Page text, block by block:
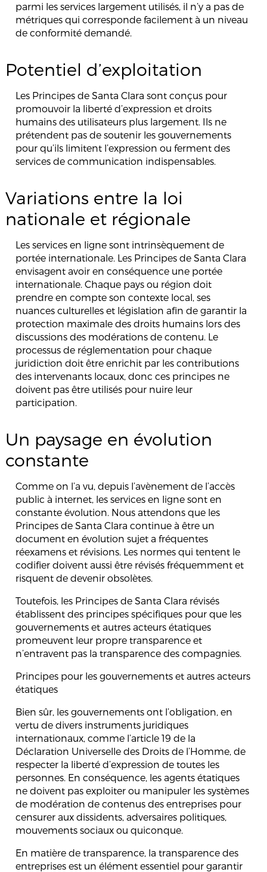
parmi les services largement utilisés, il n’y a pas de
métriques qui corresponde facilement à un niveau
de conformité demandé.
Potentiel d’exploitation
Les Principes de Santa Clara sont conçus pour
promouvoir la liberté d’expression et droits
humains des utilisateurs plus largement. Ils ne
prétendent pas de soutenir les gouvernements
pour qu’ils limitent l’expression ou ferment des
services de communication indispensables.
Variations entre la loi
nationale et régionale
Les services en ligne sont intrinsèquement de
portée internationale. Les Principes de Santa Clara
envisagent avoir en conséquence une portée
internationale. Chaque pays ou région doit
prendre en compte son contexte local, ses
nuances culturelles et législation afin de garantir la
protection maximale des droits humains lors des
discussions des modérations de contenu. Le
processus de réglementation pour chaque
juridiction doit être enrichit par les contributions
des intervenants locaux, donc ces principes ne
doivent pas être utilisés pour nuire leur
participation.
Un paysage en évolution
constante
Comme on l’a vu, depuis l’avènement de l’accès
public à internet, les services en ligne sont en
constante évolution. Nous attendons que les
Principes de Santa Clara continue à être un
document en évolution sujet a fréquentes
réexamens et révisions. Les normes qui tentent le
codifier doivent aussi être révisés fréquemment et
risquent de devenir obsolètes.
Toutefois, les Principes de Santa Clara révisés
établissent des principes spécifiques pour que les
gouvernements et autres acteurs étatiques
promeuvent leur propre transparence et
n’entravent pas la transparence des compagnies.
Principes pour les gouvernements et autres acteurs
étatiques
Bien sûr, les gouvernements ont l’obligation, en
vertu de divers instruments juridiques
internationaux, comme l’article 19 de la
Déclaration Universelle des Droits de l’Homme, de
respecter la liberté d’expression de toutes les
personnes. En conséquence, les agents étatiques
ne doivent pas exploiter ou manipuler les systèmes
de modération de contenus des entreprises pour
censurer aux dissidents, adversaires politiques,
mouvements sociaux ou quiconque.
En matière de transparence, la transparence des
entreprises est un élément essentiel pour garantir